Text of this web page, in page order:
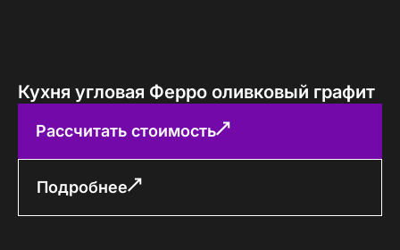
Кухня угловая Ферро оливковый графит
Рассчитать стоимость
Подробнее